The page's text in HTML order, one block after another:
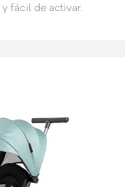
fácil de activar.